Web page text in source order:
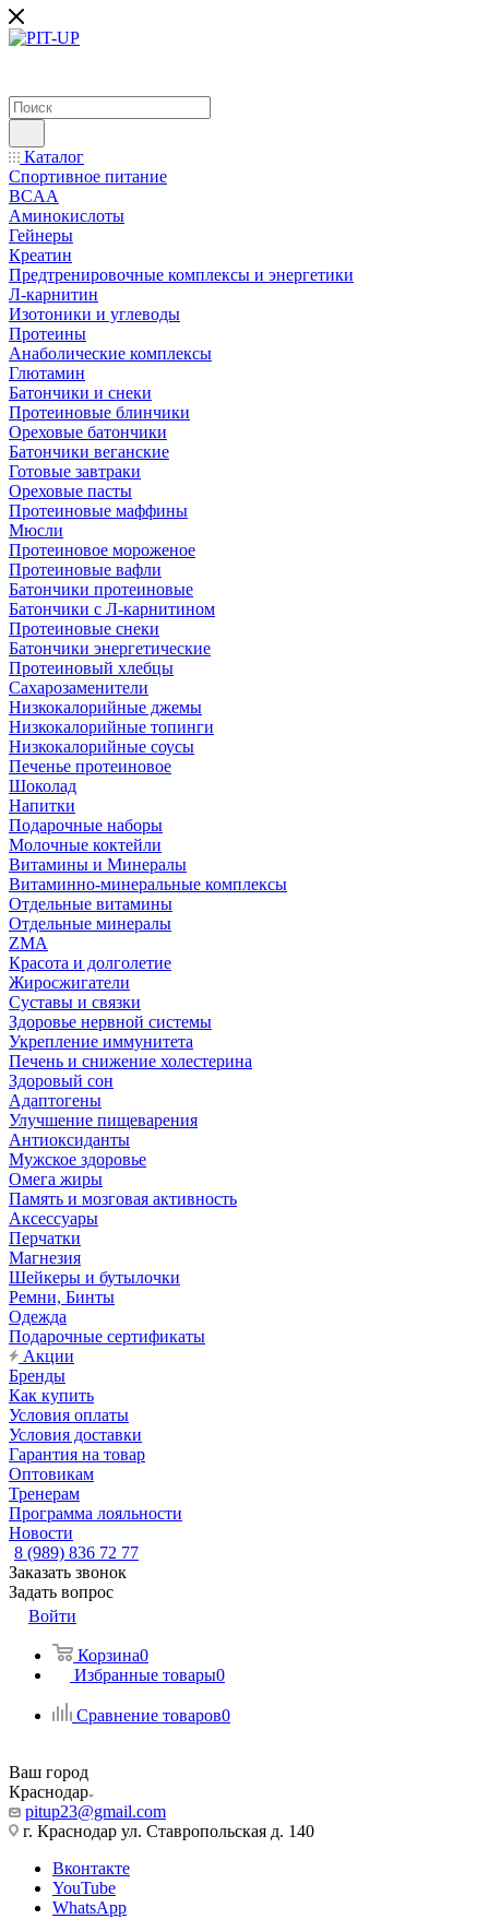
Каталог
Спортивное питание
BCAA
Аминокислоты
Гейнеры
Креатин
Предтренировочные комплексы и энергетики
Л-карнитин
Изотоники и углеводы
Протеины
Анаболические комплексы
Глютамин
Батончики и снеки
Протеиновые блинчики
Ореховые батончики
Батончики веганские
Готовые завтраки
Ореховые пасты
Протеиновые маффины
Мюсли
Протеиновое мороженое
Протеиновые вафли
Батончики протеиновые
Батончики с Л-карнитином
Протеиновые снеки
Батончики энергетические
Протеиновый хлебцы
Сахарозаменители
Низкокалорийные джемы
Низкокалорийные топинги
Низкокалорийные соусы
Печенье протеиновое
Шоколад
Напитки
Подарочные наборы
Молочные коктейли
Витамины и Минералы
Витаминно-минеральные комплексы
Отдельные витамины
Отдельные минералы
ZMA
Красота и долголетие
Жиросжигатели
Суставы и связки
Здоровье нервной системы
Укрепление иммунитета
Печень и снижение холестерина
Здоровый сон
Адаптогены
Улучшение пищеварения
Антиоксиданты
Мужское здоровье
Омега жиры
Память и мозговая активность
Аксессуары
Перчатки
Магнезия
Шейкеры и бутылочки
Ремни, Бинты
Одежда
Подарочные сертификаты
Акции
Бренды
Как купить
Условия оплаты
Условия доставки
Гарантия на товар
Оптовикам
Тренерам
Программа лояльности
Новости
8 (989) 836 72 77
Заказать звонок
Задать вопрос
Войти
Корзина0
Избранные товары0
Сравнение товаров0
Ваш город
Краснодар
pitup23@gmail.com
г. Краснодар ул. Ставропольская д. 140
Вконтакте
YouTube
WhatsApp